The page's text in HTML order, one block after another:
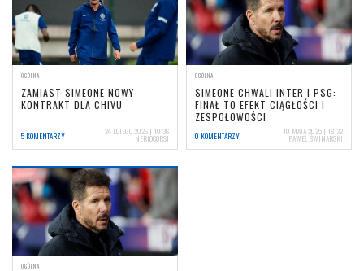
OGÓLNA
ZAMIAST SIMEONE NOWY
KONTRAKT DLA CHIVU
5 KOMENTARZY 24 LUTEGO 2026 | 10:36
NERIOCORSI
OGÓLNA
SIMEONE CHWALI INTER I PSG:
FINAŁ TO EFEKT CIĄGŁOŚCI I
ZESPOŁOWOŚCI
0 KOMENTARZY 10 MAJA 2025 | 18:32
PAWEŁ ŚWINARSKI
OGÓLNA